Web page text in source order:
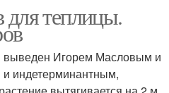
для теплицы.
выведен Игорем Масловым и
и индетерминантным,